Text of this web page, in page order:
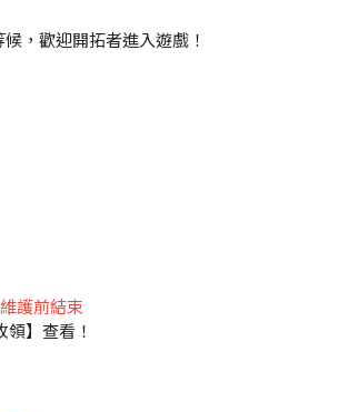
，歡迎開拓者進入遊戲！
護前結束
】查看！